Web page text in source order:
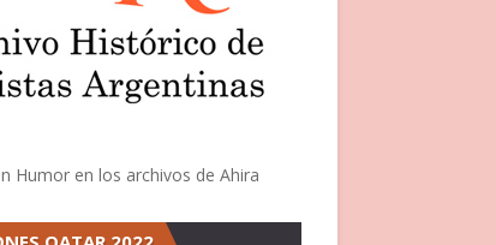
Humor en los archivos de Ahira